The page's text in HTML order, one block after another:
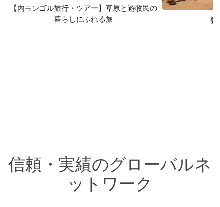
【内モンゴル旅行・ツアー】草原と遊牧民の
暮らしにふれる旅
敦
信頼・実績のグローバルネ
ットワーク